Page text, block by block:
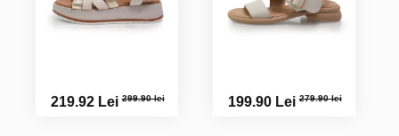
219.92 Lei299.90 lei 199.90 Lei279.90 lei